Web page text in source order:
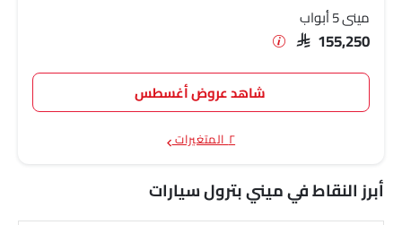
ميني 5 أبواب
SAR 155,250
شاهد عروض أغسطس
٢ المتغيرات
أبرز النقاط في ميني بترول سيارات